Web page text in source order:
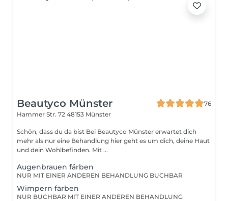
Beautyco Münster
76
Hammer Str. 72 48153 Münster
Schön, dass du da bist Bei Beautyco Münster erwartet dich
mehr als nur eine Behandlung hier geht es um dich, deine Haut
und dein Wohlbefinden. Mit ...
Augenbrauen färben
NUR MIT EINER ANDEREN BEHANDLUNG BUCHBAR
Wimpern färben
NUR BUCHBAR MIT EINER ANDEREN BEHANDLUNG